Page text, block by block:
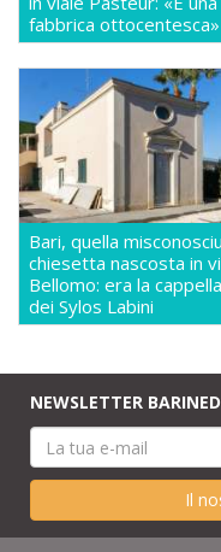
fabbrica ottocentesca»
Bari, quella
chiesetta nascosta in
Bellomo: era la cappella
dei Sylos Labini
NEWSLETTER
Il